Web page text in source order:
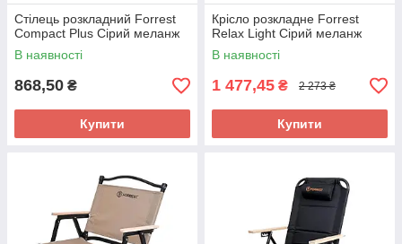
Стілець розкладний Forrest
Compact Plus Сірий меланж
В наявності
868,50 ₴
Купити
Крісло розкладне Forrest
Relax Light Сірий меланж
В наявності
1 477,45 ₴ 2 273 ₴
Купити